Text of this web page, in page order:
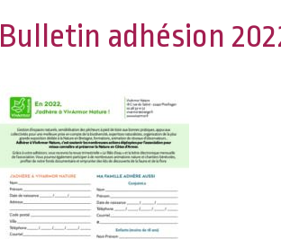
Bulletin adhésion